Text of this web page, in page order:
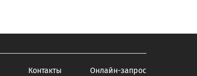
Контакты Онлайн-запрос